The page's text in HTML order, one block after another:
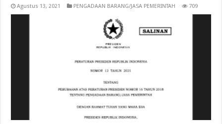
Agustus 13, 2021 PENGADAAN BARANG/JASA PEMERINTAH 709